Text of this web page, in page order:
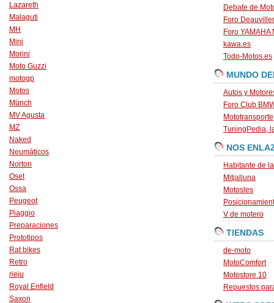
Lazareth
Malaguti
MH
Mini
Morini
Moto Guzzi
motogp
Motos
Münch
MV Agusta
MZ
Naked
Neumáticos
Norton
Oset
Ossa
Peugeot
Piaggio
Preparaciones
Prototipos
Rat bikes
Retro
rieju
Royal Enfield
Saxon
Debate de
Foro
Foro YAMAHA
kawa.es
Todo-Motos.es
MUNDO
Autos y
Foro Club
Mototransporte
TuningPedia,
NOS
Habitante de
Mitjalluna
Motosles
V de motero
TIENDAS
de-moto
MotoComfort
Motostore 10
Repuestos